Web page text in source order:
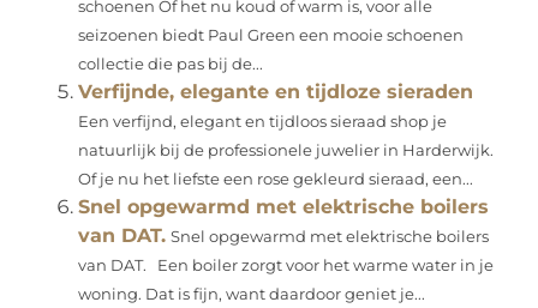
schoenen Of het nu koud of warm is, voor alle
seizoenen biedt Paul Green een mooie schoenen
collectie die pas bij de...
Verfijnde, elegante en tijdloze sieraden
Een verfijnd, elegant en tijdloos sieraad shop je
natuurlijk bij de professionele juwelier in Harderwijk.
Of je nu het liefste een rose gekleurd sieraad, een...
Snel opgewarmd met elektrische boilers
van DAT. Snel opgewarmd met elektrische boilers
van DAT. Een boiler zorgt voor het warme water in je
woning. Dat is fijn, want daardoor geniet je...